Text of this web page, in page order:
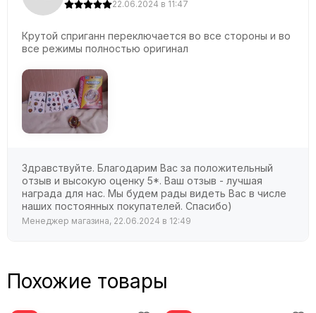
22.06.2024 в 11:47
Крутой сприганн переключается во все стороны и во
все режимы полностью оригинал
Здравствуйте. Благодарим Вас за положительный
отзыв и высокую оценку 5*. Ваш отзыв - лучшая
награда для нас. Мы будем рады видеть Вас в числе
наших постоянных покупателей. Спасибо)
Менеджер магазина, 22.06.2024 в 12:49
Похожие товары